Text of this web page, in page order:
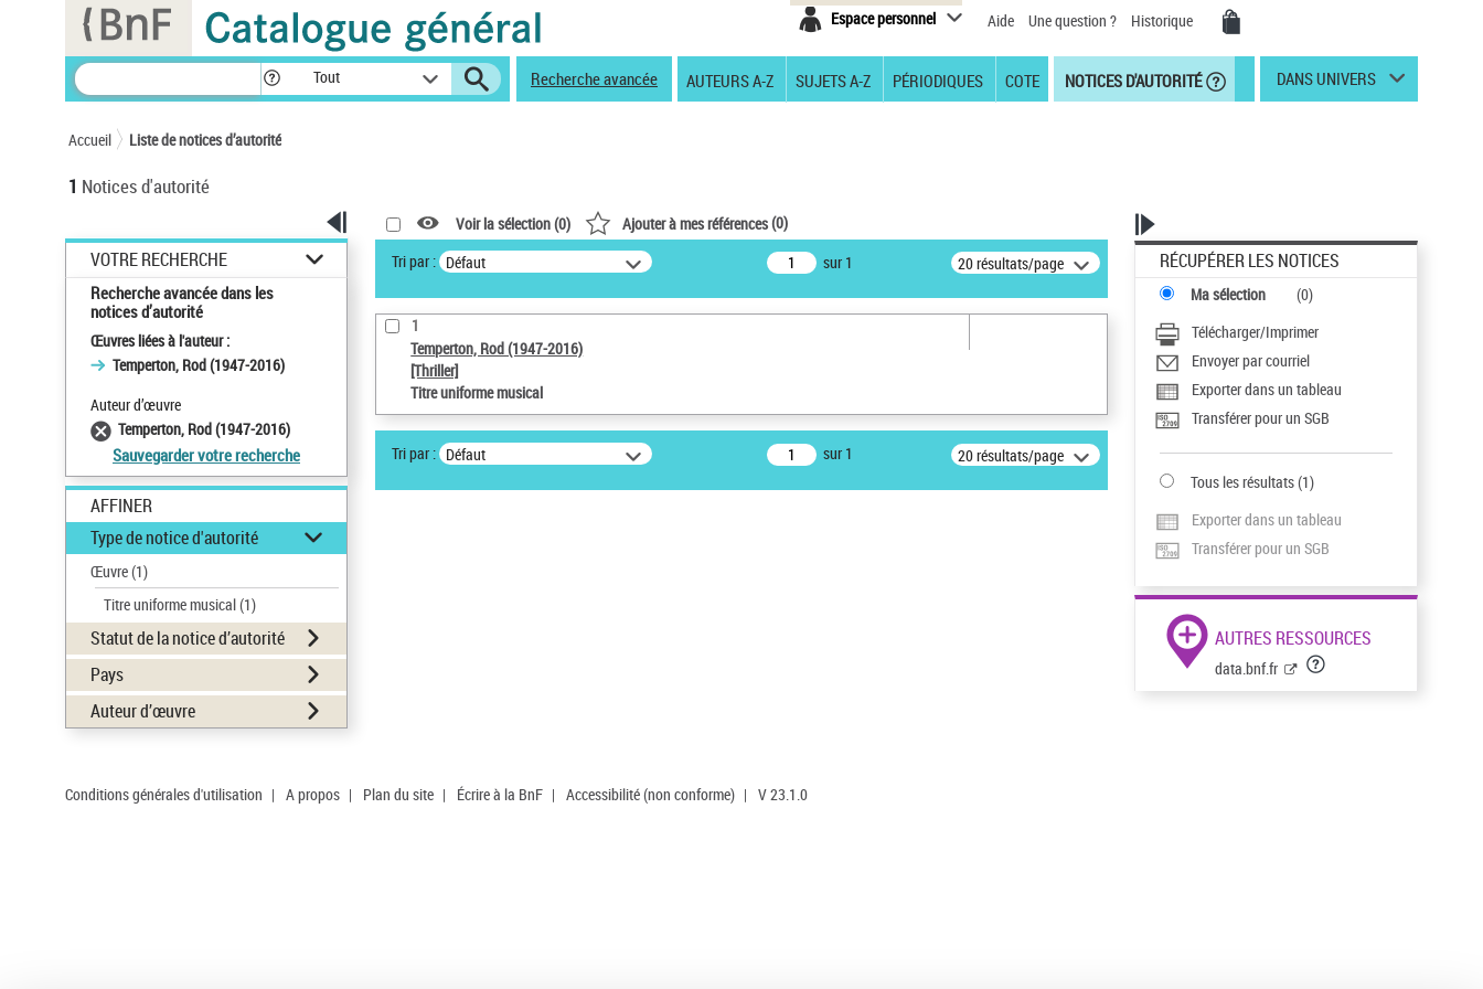
Espace personnel Aide Une question ? Historique
Tout Recherche avancée AUTEURS A-Z SUJETS A-Z PÉRIODIQUES COTE NOTICES D'AUTORITÉ DANS UNIVERS
Accueil Liste de notices d’autorité
1 Notices d'autorité
VOTRE RECHERCHE
Recherche avancée dans les
notices d’autorité
Œuvres liées à l'auteur :
Temperton, Rod (1947-2016)
Auteur d’œuvre
Temperton, Rod (1947-2016)
Sauvegarder votre recherche
AFFINER
Type de notice d'autorité
Œuvre(1)
Titre uniforme musical(1)
Statut de la notice d’autorité
Pays
Auteur d’œuvre
Voir la sélection (0) Ajouter à mes références(0)
Tri par : Défaut sur 1 20 résultats/page
1
Temperton, Rod (1947-2016)
[Thriller]
Titre uniforme musical
Tri par : Défaut sur 1 20 résultats/page
RÉCUPÉRER LES NOTICES
Ma sélection (0)
Télécharger/Imprimer
Envoyer par courriel
Exporter dans un tableau
Transférer pour un SGB
Tous les résultats(1)
Exporter dans un tableau
Transférer pour un SGB
AUTRES RESSOURCES
data.bnf.fr
Conditions générales d'utilisation | A propos | Plan du site | Écrire à la BnF | Accessibilité (non conforme) | V 23.1.0
Panneau de gestion des cookies